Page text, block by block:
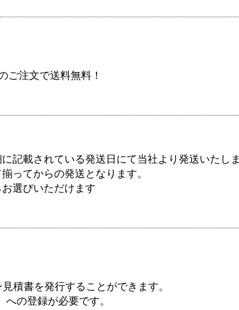
ご注文で送料無料！
記載されている発送日にて当社より発送いたし
ってからの発送となります。
選びいただけます
積書を発行することができます。
の登録が必要です。